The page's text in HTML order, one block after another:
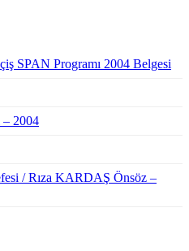
SPAN Programı 2004 Belgesi
– 2004
/ Rıza KARDAŞ Önsöz –